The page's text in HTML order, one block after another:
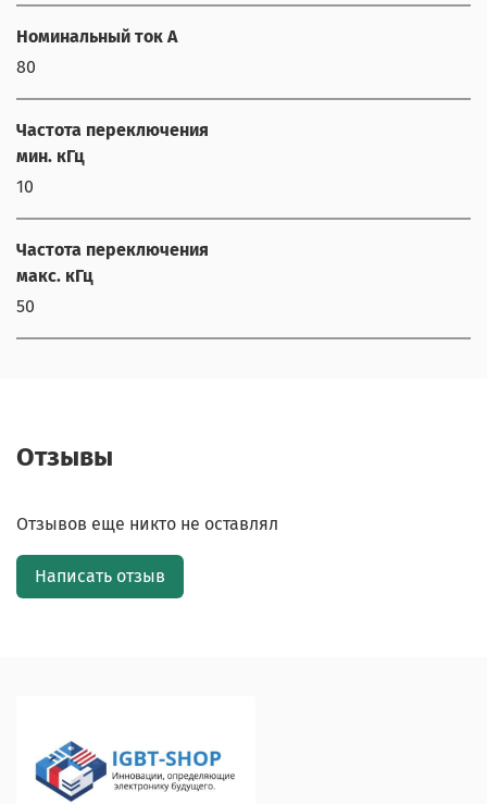
Номинальный ток А
80
Частота переключения
мин. кГц
10
Частота переключения
макс. кГц
50
Отзывы
Отзывов еще никто не оставлял
Написать отзыв